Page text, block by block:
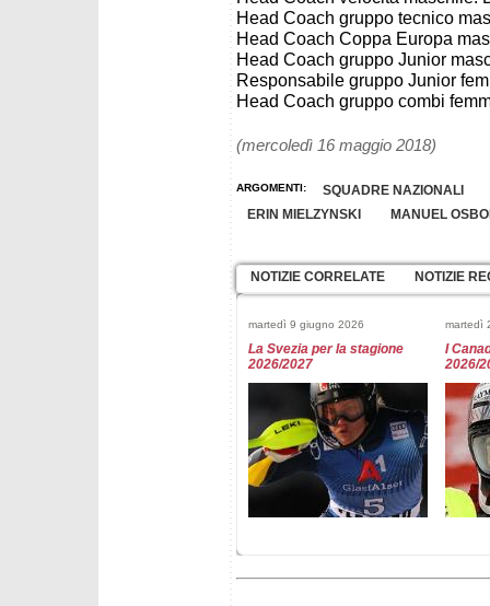
Head Coach gruppo tecnico
Head Coach Coppa Europa
Head Coach gruppo Junior
Responsabile gruppo Junior
Head Coach gruppo combi
(mercoledì 16 maggio 2018)
ARGOMENTI:
SQUADRE NAZIONALI
ERIN MIELZYNSKI
MANUEL
NOTIZIE CORRELATE NOTIZIE
martedì 9 giugno 2026
La Svezia per la stagione
2026/2027
martedì
I
2026/
per stagione 2026/2027
2026/